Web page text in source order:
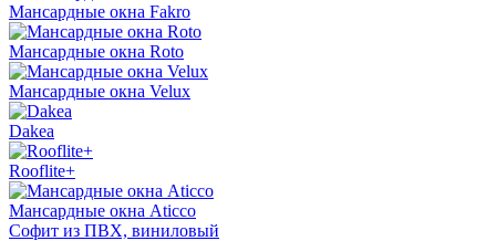
Мансардные окна Fakro
Мансардные окна Roto
Мансардные окна Velux
Dakea
Rooflite+
Мансардные окна Aticco
Софит из ПВХ, виниловый